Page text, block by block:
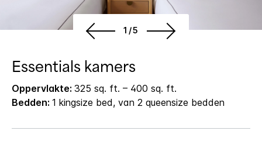
1/5
Essentials kamers
Oppervlakte: 325 sq. ft. – 400 sq. ft.
Bedden: 1 kingsize bed, van 2 queensize bedden